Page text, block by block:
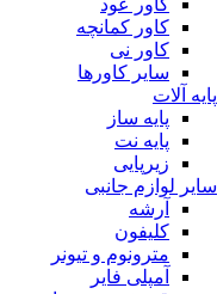
کاور عود
کاور کمانچه
کاور نی
سایر کاورها
پایه آلات
پایه ساز
پایه نت
زیرپایی
سایر لوازم جانبی
آرشه
کلیفون
مترونوم و تیونر
آمپلی فایر